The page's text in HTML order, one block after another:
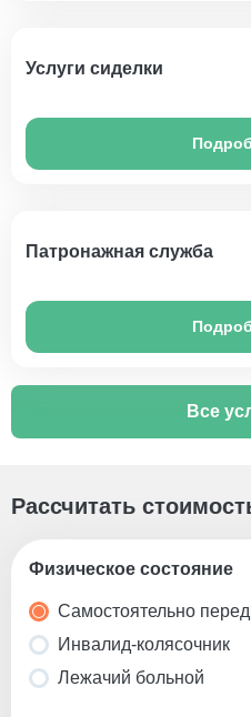
Услуги сиделки
Патронажная служба
Все
Рассчитать
Физическое состояние
Самостоятельно
Инвалид-колясочник
Лежачий больной